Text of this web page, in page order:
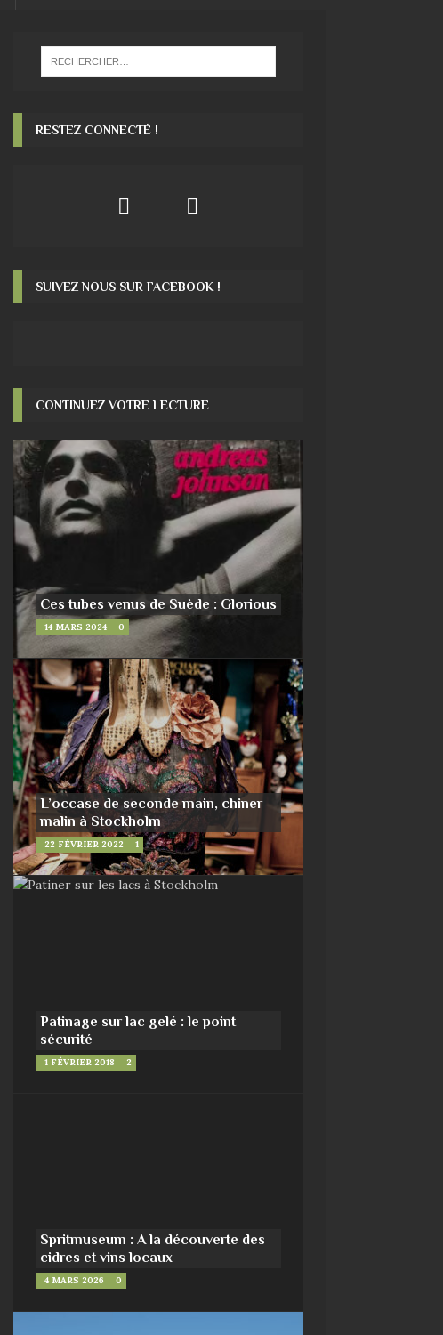
RESTEZ CONNECTÉ !
SUIVEZ NOUS SUR FACEBOOK !
CONTINUEZ VOTRE LECTURE
Ces tubes venus de Suède : Glorious
14 MARS 2024 0
L’occase de seconde main, chiner
malin à Stockholm
22 FÉVRIER 2022 1
Patinage sur lac gelé : le point
sécurité
1 FÉVRIER 2018 2
Spritmuseum : A la découverte des
cidres et vins locaux
4 MARS 2026 0